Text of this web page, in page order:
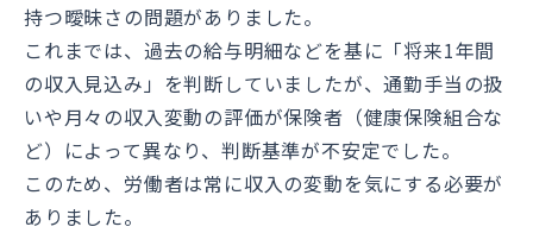
持つ曖昧さの問題がありました。
これまでは、過去の給与明細などを基に「将来1年間
の収入見込み」を判断していましたが、通勤手当の扱
いや月々の収入変動の評価が保険者（健康保険組合な
ど）によって異なり、判断基準が不安定でした。
このため、労働者は常に収入の変動を気にする必要が
ありました。